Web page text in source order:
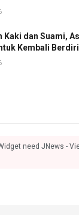
Kaki dan Suami,
Kembali Berdiri
need JNews -